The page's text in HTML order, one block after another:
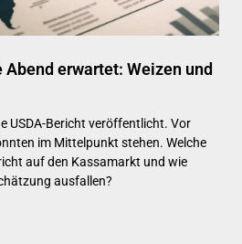
Abend erwartet: Weizen und
USDA-Bericht veröffentlicht. Vor
im Mittelpunkt stehen. Welche
auf den Kassamarkt und wie
ausfallen?